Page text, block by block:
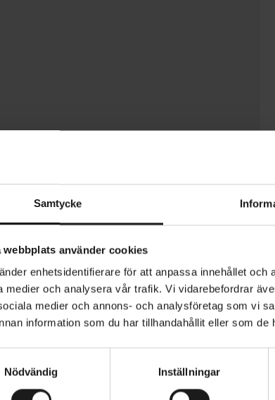
Samtycke
webbplats använder cookies
enhetsidentifierare för att anpassa innehållet
medier och analysera vår trafik. Vi vidarebefordrar
medier och annons- och analysföretag som vi
information som du har tillhandahållit eller som
Nödvändig Inställningar
Pirelli P ZERO Race är utformat för att
tävlingsklart allrounddäck som
slangdäck med den nya SmartEVO-
ANVÄNDNINGSOMRÅDE
Landsväg